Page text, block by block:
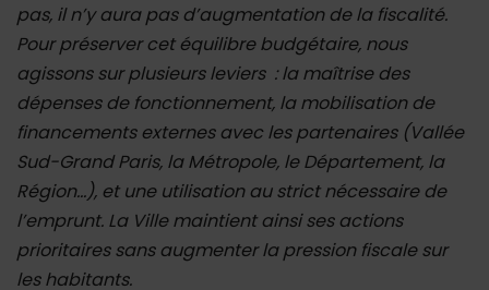
pas, il n’y aura pas d’augmentation de la fiscalité.
Pour préserver cet équilibre budgétaire, nous
agissons sur plusieurs leviers : la maîtrise des
dépenses de fonctionnement, la mobilisation de
financements externes avec les partenaires (Vallée
Sud-Grand Paris, la Métropole, le Département, la
Région…), et une utilisation au strict nécessaire de
l’emprunt. La Ville maintient ainsi ses actions
prioritaires sans augmenter la pression fiscale sur
les habitants.